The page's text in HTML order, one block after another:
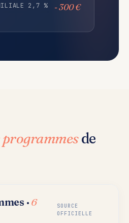
2,7 % - 300 €
de
· 6
SOURCE
OFFICIELLE